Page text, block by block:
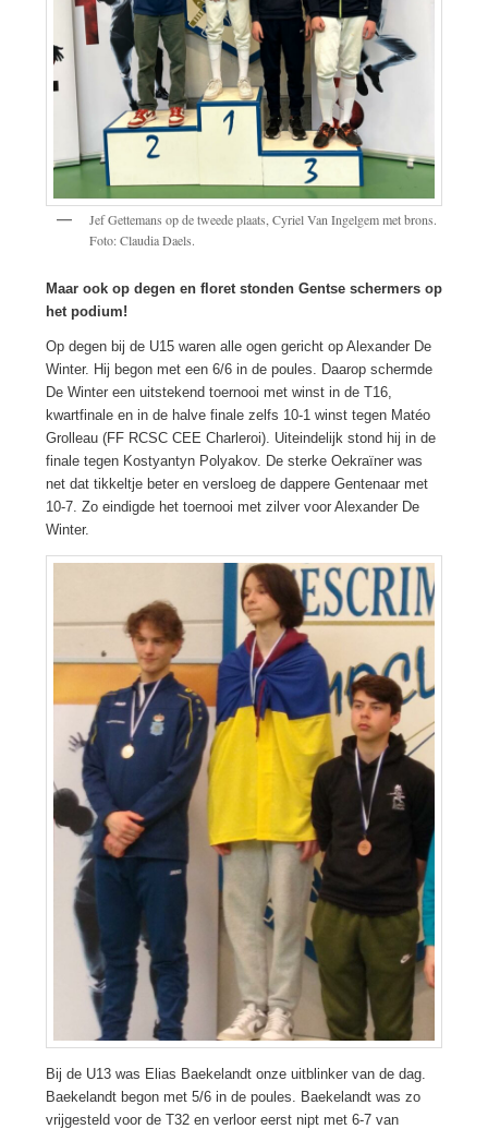
Jef Gettemans op de tweede plaats, Cyriel Van Ingelgem met brons.
Foto: Claudia Daels.
Maar ook op degen en floret stonden Gentse schermers op
het podium!
Op degen bij de U15 waren alle ogen gericht op Alexander De
Winter. Hij begon met een 6/6 in de poules. Daarop schermde
De Winter een uitstekend toernooi met winst in de T16,
kwartfinale en in de halve finale zelfs 10-1 winst tegen Matéo
Grolleau (FF RCSC CEE Charleroi). Uiteindelijk stond hij in de
finale tegen Kostyantyn Polyakov. De sterke Oekraïner was
net dat tikkeltje beter en versloeg de dappere Gentenaar met
10-7. Zo eindigde het toernooi met zilver voor Alexander De
Winter.
Bij de U13 was Elias Baekelandt onze uitblinker van de dag.
Baekelandt begon met 5/6 in de poules. Baekelandt was zo
vrijgesteld voor de T32 en verloor eerst nipt met 6-7 van